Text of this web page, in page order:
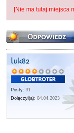
[Nie ma tutaj miejsca
Odpowiedz
luk82
Posty: 31
Dołączył(a): 04.04.2023